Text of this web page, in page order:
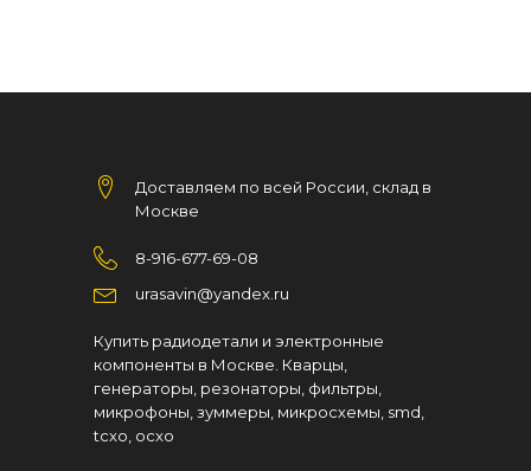
Доставляем по всей России, склад в
Москве
8-916-677-69-08
urasavin@yandex.ru
Купить радиодетали и электронные
компоненты в Москве. Кварцы,
генераторы, резонаторы, фильтры,
микрофоны, зуммеры, микросхемы, smd,
tcxo, ocxo